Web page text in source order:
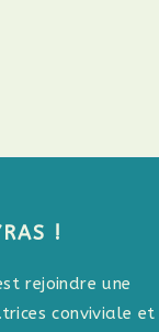
!
rejoindre une
conviviale et